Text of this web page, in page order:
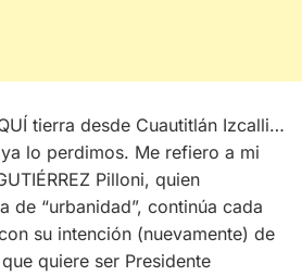
tierra desde Cuautitlán Izcalli…
lo perdimos. Me refiero a mi
Pilloni, quien
de “urbanidad”, continúa cada
su intención (nuevamente) de
quiere ser Presidente